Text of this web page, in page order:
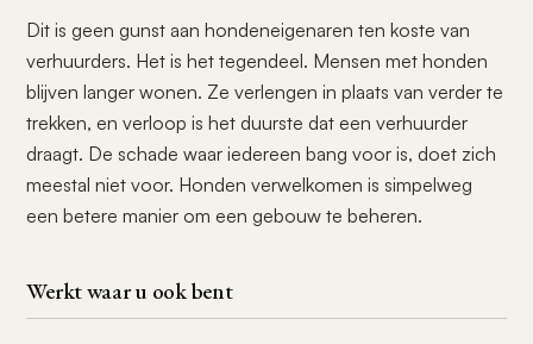
Dit is geen gunst aan hondeneigenaren ten koste van
verhuurders. Het is het tegendeel. Mensen met honden
blijven langer wonen. Ze verlengen in plaats van verder te
trekken, en verloop is het duurste dat een verhuurder
draagt. De schade waar iedereen bang voor is, doet zich
meestal niet voor. Honden verwelkomen is simpelweg
een betere manier om een gebouw te beheren.
Werkt waar u ook bent